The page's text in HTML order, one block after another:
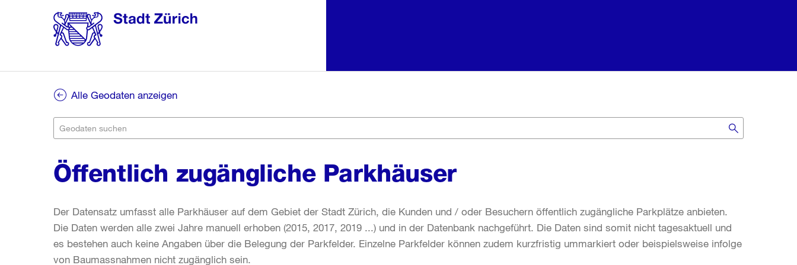
Alle Geodaten anzeigen
Öffentlich zugängliche Parkhäuser
Der Datensatz umfasst alle Parkhäuser auf dem Gebiet der Stadt Zürich, die Kunden und / oder Besuchern öffentlich zugängliche Parkplätze anbieten.
Die Daten werden alle zwei Jahre manuell erhoben (2015, 2017, 2019 ...) und in der Datenbank nachgeführt. Die Daten sind somit nicht tagesaktuell und
es bestehen auch keine Angaben über die Belegung der Parkfelder. Einzelne Parkfelder können zudem kurzfristig ummarkiert oder beispielsweise infolge
von Baumassnahmen nicht zugänglich sein.